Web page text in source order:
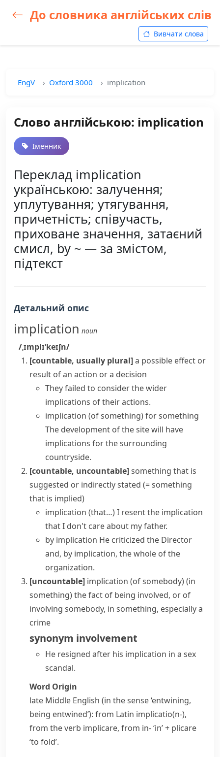
До словника англійських слів
Вивчати слова
EngV Oxford 3000 implication
Слово англійською: implication
Іменник
Переклад implication
українською: залучення;
уплутування; утягування,
причетність; співучасть,
приховане значення, затаєний
смисл, by ~ — за змістом,
підтекст
Детальний опис
implication noun
/ˌɪmplɪˈkeɪʃn/
[countable, usually plural]a possible effect or
result of an action or a decision
They failed to consider the wider
implications of their actions.
implication (of something) for something
The development of the site will have
implications forthe surrounding
countryside.
[countable, uncountable]something that is
suggested or indirectly stated (= something
that is implied)
implication (that…)I resent the implication
that I don't care about my father.
by implication He criticized the Director
and, by implication, the whole of the
organization.
[uncountable] implication (of somebody) (in
something)the fact of being involved, or of
involving somebody, in something, especially a
crime
synonym involvement
He resigned after his implication in a sex
scandal.
Word Origin
late Middle English (in the sense ‘entwining,
being entwined’): from Latin implicatio(n-),
from the verb implicare, from in-‘in’ + plicare
‘to fold’.